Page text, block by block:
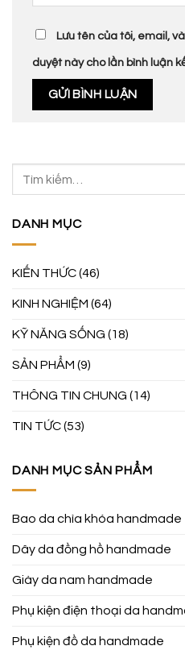
DANH MỤC
KIẾN THỨC(46)
KINH NGHIỆM (64)
KỸ NĂNG SỐNG (18)
SẢN PHẨM (9)
THÔNG TIN CHUNG (14)
TIN TỨC(53)
DANH MỤC SẢN PHẨM
Bao da chìa khóa handmade
Dây da đồng hồ handmade
Giày da nam handmade
Phụ kiện điện thoại da
Phụ kiện đồ da handmade
Lưu tên của tôi, email,
duyệt này cho lần bình luận